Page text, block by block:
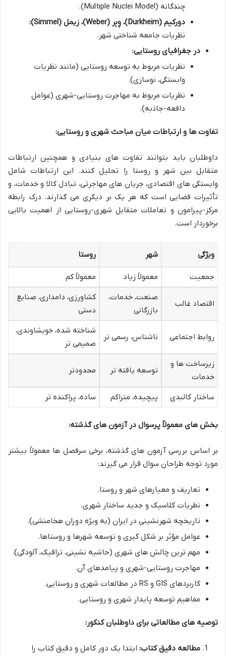
چندگانه (Multiple Nuclei Model).
دورکیم (Durkheim)، وِبِر (Weber)، زیمل (Simmel):
نظریات جامعه شناختی شهر.
در جغرافیای روستایی:
نظریات مربوط به توسعه روستایی (مانند نظریات
وابستگی، نوسازی).
نظریات مربوط به مهاجرت روستایی-شهری (عوامل
دافعه-جاذبه).
تفاوت ها و ارتباطات میان مباحث شهری و روستایی:
داوطلبان باید بتوانند تفاوت های بنیادی و همچنین ارتباطات
متقابل بین شهر و روستا را تحلیل کنند. این ارتباطات شامل
وابستگی های اقتصادی، جریان های مهاجرتی، تبادل کالا و خدمات، و
تأثیرات فضایی است که هر یک بر دیگری می گذارند. درک رابطه
مرکز-پیرامون و تعاملات متقابل شهری-روستایی از اهمیت بالایی
برخوردار است.
ویژگی شهر روستا
جمعیت معمولاً زیاد معمولاً کم
اقتصاد غالب
صنعت، خدمات،
بازرگانی
کشاورزی، دامداری، صنایع
دستی
روابط اجتماعی ناشناس، رسمی تر
شناخته شده، خویشاوندی،
صمیمی تر
زیرساخت ها و
خدمات
توسعه یافته تر محدودتر
ساختار کالبدی پیچیده، متراکم ساده، پراکنده تر
بخش های معمولاً پرسوال در آزمون های گذشته:
بر اساس بررسی آزمون های گذشته، برخی سرفصل ها معمولاً بیشتر
مورد توجه طراحان سوال قرار می گیرند:
تعاریف و معیارهای شهر و روستا.
نظریات کلاسیک و جدید ساختار شهری.
تاریخچه شهرنشینی در ایران (به ویژه دوران هخامنشی).
عوامل مؤثر بر شکل گیری و توسعه شهرها و روستاها.
مهم ترین چالش های شهری (حاشیه نشینی، ترافیک، آلودگی).
مهاجرت روستایی-شهری و پیامدهای آن.
کاربردهای GIS و RS در مطالعات شهری و روستایی.
مفاهیم توسعه پایدار شهری و روستایی.
توصیه های مطالعاتی برای داوطلبان کنکور:
مطالعه دقیق کتاب: ابتدا یک دور کامل و دقیق کتاب را